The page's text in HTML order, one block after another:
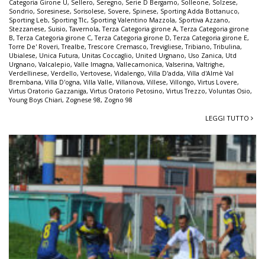
Categoria Girone U, Sellero, Seregno, Serie D Bergamo, Solleone, Solzese,
Sondrio, Soresinese, Sorisolese, Sovere, Spinese, Sporting Adda Bottanuco,
Sporting Leb, Sporting Tlc, Sporting Valentino Mazzola, Sportiva Azzano,
Stezzanese, Suisio,Tavernola,Terza Categoria girone A,Terza Categoria girone
B,Terza Categoria girone C,Terza Categoria girone D,Terza Categoria girone E,
Torre De' Roveri,Trealbe,Trescore Cremasco,Trevigliese,Tribiano,Tribulina,
Ubialese, Unica Futura, Unitas Coccaglio, United Urgnano, Uso Zanica, Utd
Urgnano, Valcalepio, Valle Imagna, Vallecamonica, Valserina, Valtrighe,
Verdellinese, Verdello, Vertovese, Vidalengo, Villa D'adda, Villa d'Almè Val
Brembana, Villa D'ogna, Villa Valle, Villanova, Villese, Villongo, Virtus Lovere,
Virtus Oratorio Gazzaniga, Virtus Oratorio Petosino, Virtus Trezzo, Voluntas Osio,
Young Boys Chiari, Zognese 98, Zogno 98
LEGGI TUTTO